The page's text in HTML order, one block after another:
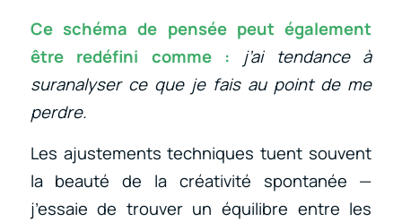
Ce schéma de pensée peut également
être redéfini comme : j’ai tendance à
suranalyser ce que je fais au point de me
perdre.
Les ajustements techniques tuent souvent
la beauté de la créativité spontanée —
j’essaie de trouver un équilibre entre les